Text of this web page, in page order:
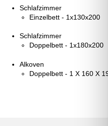
Schlafzimmer
Einzelbett - 1x130x200
Schlafzimmer
Doppelbett - 1x180x200
Alkoven
Doppelbett - 1 X 160 X